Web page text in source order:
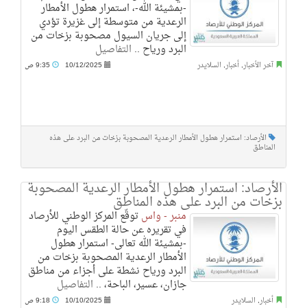
-بمشيئة الله-، استمرار هطول الأمطار
الرعدية من متوسطة إلى غزيرة تؤدي
إلى جريان السيول مصحوبة بزخات من
البرد ورياح .. التفاصيل
آخر الأخبار, أخبار, السلايدر 10/12/2025
الأرصاد: استمرار هطول الأمطار الرعدية المصحوبة بزخات من البرد على هذه
المناطق
الأرصاد: استمرار هطول الأمطار الرعدية المصحوبة
بزخات من البرد على هذه المناطق
منبر - واستوقّع المركز الوطني للأرصاد
في تقريره عن حالة الطقس اليوم
-بمشيئة الله تعالى- استمرار هطول
الأمطار الرعدية المصحوبة بزخات من
البرد ورياح نشطة على أجزاء من مناطق
جازان، عسير، الباحة، .. التفاصيل
أخبار, السلايدر 10/10/2025